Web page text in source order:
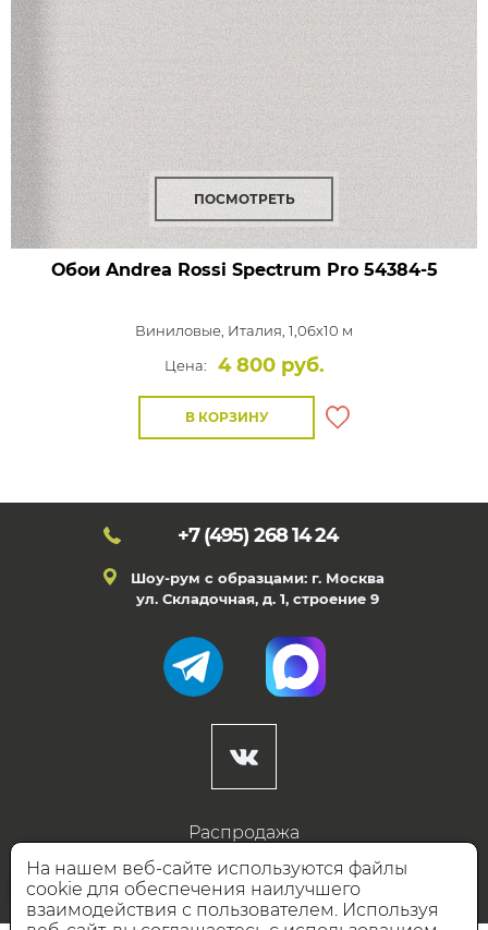
ПОСМОТРЕТЬ
Обои Andrea Rossi Spectrum Pro54384-5
Виниловые, Италия, 1,06x10 м
Цена:
4 800 руб.
В КОРЗИНУ
+7 (495) 268 14 24
Шоу-рум с образцами: г. Москва
ул. Складочная, д. 1, строение 9
Распродажа
Готовые дизайны
Дизайнерам
На нашем веб-сайте используются файлы
cookie для обеспечения наилучшего
взаимодействия с пользователем. Используя